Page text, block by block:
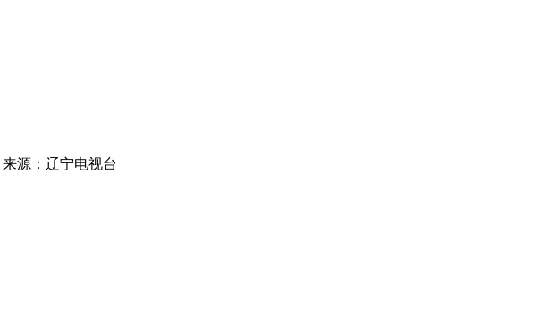
来源：辽宁电视台